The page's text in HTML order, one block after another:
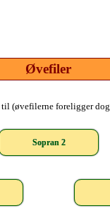
Øvefiler
(øvefilerne foreligger
Sopran 2